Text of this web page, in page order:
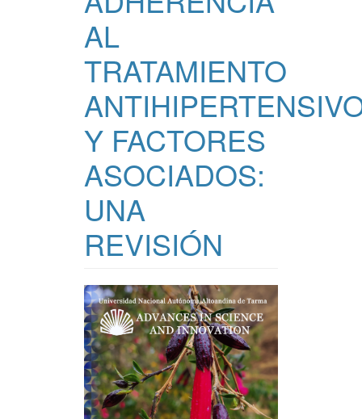
AL
TRATAMIENTO
Y FACTORES
ASOCIADOS:
UNA
REVISIÓN
Barra
lateral
del
artículo